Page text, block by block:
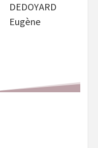
DEDOYARD
Eugène